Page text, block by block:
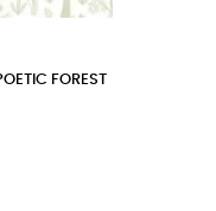
COLE & SON papel pintado